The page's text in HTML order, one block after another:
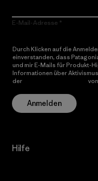
E-Mail-Adresse
Durch Klicken auf die
einverstanden, dass
und mir E-Mails für Produkt-
Informationen über
der
Anmelden
Hilfe